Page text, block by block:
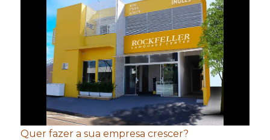
Quer fazer a sua empresa crescer?